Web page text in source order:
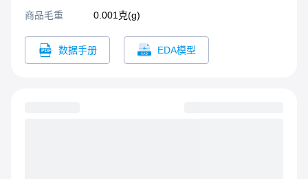
商品毛重 0.001克(g)
数据手册 EDA模型